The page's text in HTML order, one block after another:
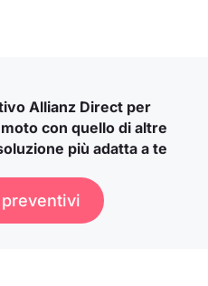
Allianz Direct per
con quello di altre
più adatta a te